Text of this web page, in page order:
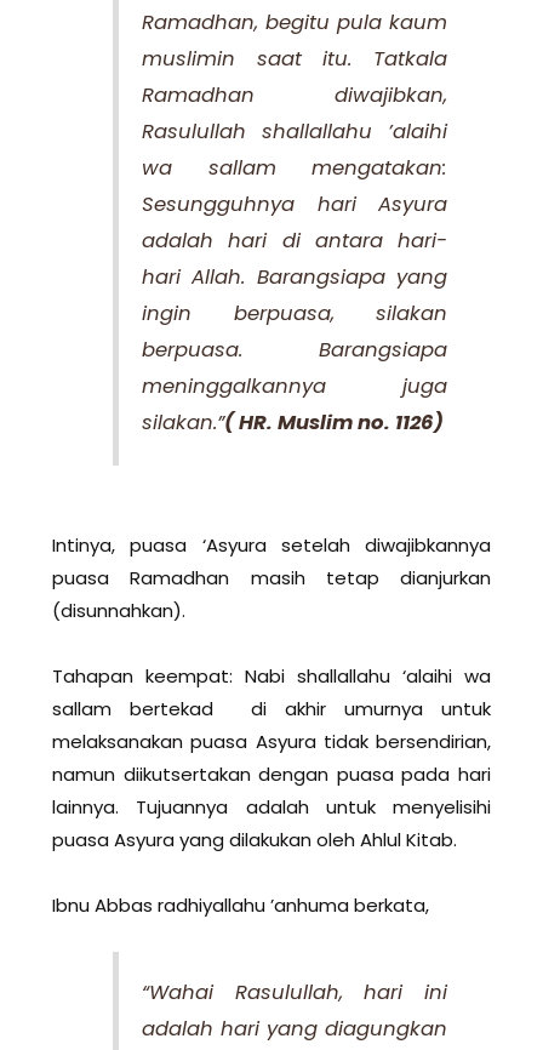
Ramadhan, begitu pula kaum
muslimin saat itu. Tatkala
Ramadhan diwajibkan,
Rasulullah shallallahu ’alaihi
wa sallam mengatakan:
Sesungguhnya hari Asyura
adalah hari di antara hari-
hari Allah. Barangsiapa yang
ingin berpuasa, silakan
berpuasa. Barangsiapa
meninggalkannya juga
silakan.”( HR. Muslim no. 1126)
Intinya, puasa ‘Asyura setelah diwajibkannya
puasa Ramadhan masih tetap dianjurkan
(disunnahkan).
Tahapan keempat: Nabi shallallahu ‘alaihi wa
sallam bertekad di akhir umurnya untuk
melaksanakan puasa Asyura tidak bersendirian,
namun diikutsertakan dengan puasa pada hari
lainnya. Tujuannya adalah untuk menyelisihi
puasa Asyura yang dilakukan oleh Ahlul Kitab.
Ibnu Abbas radhiyallahu ’anhuma berkata,
“Wahai Rasulullah, hari ini
adalah hari yang diagungkan